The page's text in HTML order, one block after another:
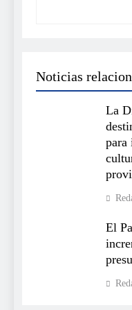
Noticias
La
para
El